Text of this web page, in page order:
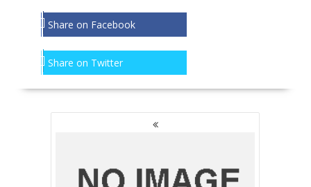
Share on Facebook
Share on Twitter
NAWIGACJA